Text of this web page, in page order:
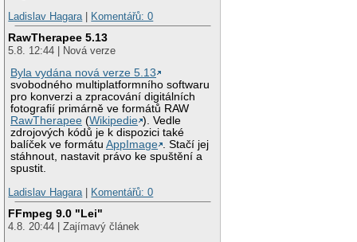
Ladislav Hagara| Komentářů: 0
RawTherapee 5.13
5.8. 12:44 | Nová verze
Byla vydána nová verze 5.13
svobodného multiplatformního softwaru
pro konverzi a zpracování digitálních
fotografií primárně ve formátů RAW
RawTherapee (Wikipedie ). Vedle
zdrojových kódů je k dispozici také
balíček ve formátuAppImage . Stačí jej
stáhnout, nastavit právo ke spuštění a
spustit.
Ladislav Hagara| Komentářů: 0
FFmpeg 9.0 "Lei"
4.8. 20:44 | Zajímavý článek